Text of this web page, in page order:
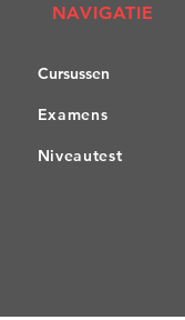
NAVIGATIE
Cursussen
Examens
Niveautest